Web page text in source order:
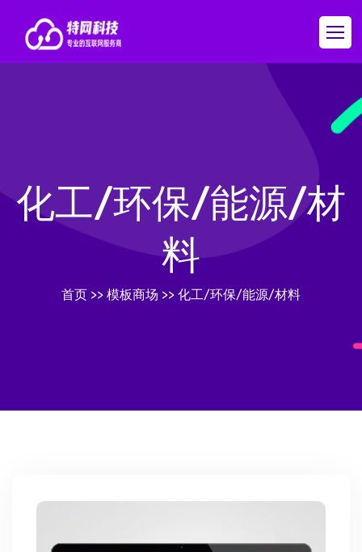
化工/环保/能源/材
料
首页 >> 模板商场 >> 化工/环保/能源/材料